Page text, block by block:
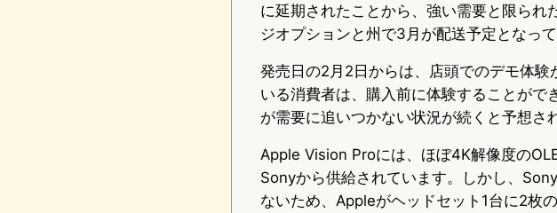
に延期されたことから、強い需要と限ら
ジオプションと州で3月が配送予定となって
発売日の2月2日からは、店頭でのデモ体
いる消費者は、購入前に体験することがで
が需要に追いつかない状況が続くと予想さ
Apple Vision Proには、ほぼ4K解像度の
Sonyから供給されています。しかし、
ないため、Appleがヘッドセット1台に2枚